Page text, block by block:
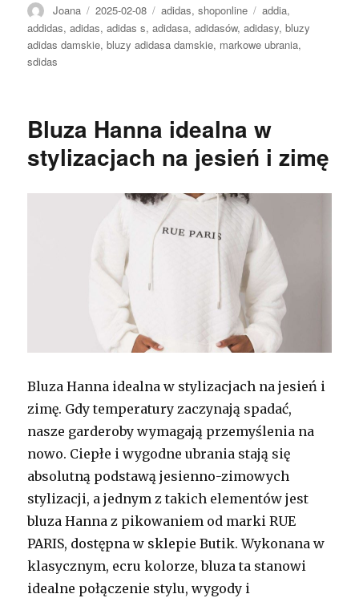
Autor
Joana Opublikowano
2025-02-08 Kategorie
adidas,shoponline Tagi
addia,
addidas,adidas,adidas s,adidasa,adidasów,adidasy,bluzy
adidas damskie,bluzy adidasa damskie, markowe ubrania,
sdidas
Bluza Hanna idealna w
stylizacjach na jesień i zimę
Bluza Hanna idealna w stylizacjach na jesień i
zimę. Gdy temperatury zaczynają spadać,
nasze garderoby wymagają przemyślenia na
nowo. Ciepłe i wygodne ubrania stają się
absolutną podstawą jesienno-zimowych
stylizacji, a jednym z takich elementów jest
bluza Hanna z pikowaniem od marki RUE
PARIS, dostępna w sklepie Butik. Wykonana w
klasycznym, ecru kolorze, bluza ta stanowi
idealne połączenie stylu, wygody i